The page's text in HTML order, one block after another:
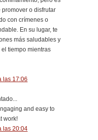
o disfrutar
con crímenes o
En su lugar, te
más saludables y
tiempo mientras
las 17:06
and easy to
work!
las 20:04